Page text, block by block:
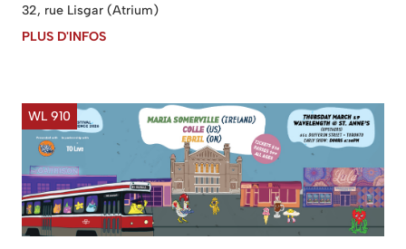
32, rue Lisgar (Atrium)
PLUS D'INFOS
WL 910